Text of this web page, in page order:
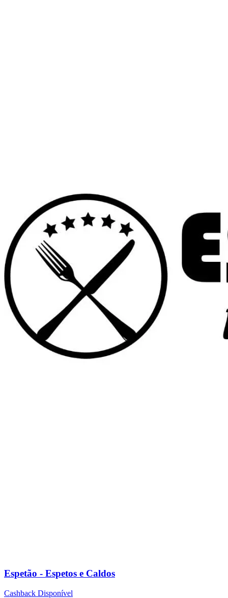
Espetão - Espetos e Caldos
Cashback Disponível